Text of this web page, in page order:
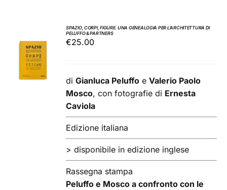
AGGIUNGI
AL
CARRELLO
/
DETTAGLI
SPAZIO, CORPI, FIGURE. UNA GENEALOGIA PER L’ARCHITETTURA DI
PELUFFO & PARTNERS
€25.00
diGianluca Peluffo eValerio Paolo
Mosco, con fotografie di Ernesta
Caviola
Edizione italiana
> disponibile in edizione inglese
Rassegna stampa
Peluffo e Mosco a confronto con le